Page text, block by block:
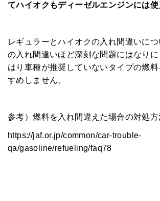
てハイオクもディーゼルエンジンには使
レギュラーとハイオクの入れ間違いに
の入れ間違いほど深刻な問題にはなり
はり車種が推奨していないタイプの燃
すめしません。
参考）燃料を入れ間違えた場合の対処
https://jaf.or.jp/common/car-trouble-
qa/gasoline/refueling/faq78